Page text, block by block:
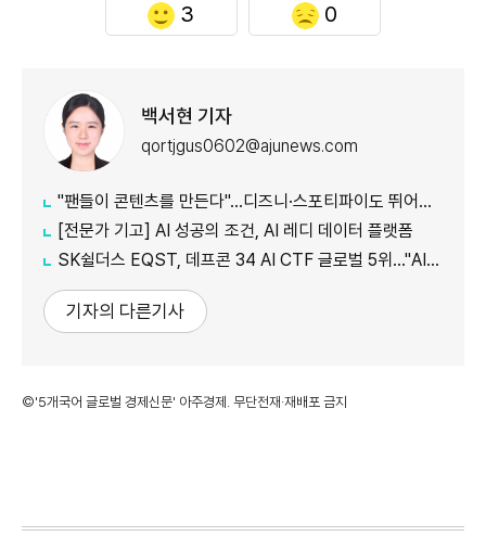
3 0
백서현 기자
qortjgus0602@ajunews.com
"팬들이 콘텐츠를 만든다"…디즈니·스포티파이도 뛰어든 '2차 창작'
[전문가 기고] AI 성공의 조건, AI 레디 데이터 플랫폼
SK쉴더스 EQST, 데프콘 34 AI CTF 글로벌 5위…"AI 보안 역량 입증"
기자의 다른기사
©'5개국어 글로벌 경제신문' 아주경제. 무단전재·재배포 금지